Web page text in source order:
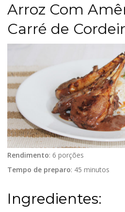
Arroz Com
Carré de
Rendimento: 6 porções
Tempo de preparo: 45 minutos
Ingredientes: